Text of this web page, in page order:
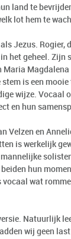
land te
lot hem te
Jezus. Rogier,
het geheel. Zijn
is een mooie
wijze. Vocaal
en hun
Velzen en
is werkelijk
hun
wat
Natuurlijk
wij geen